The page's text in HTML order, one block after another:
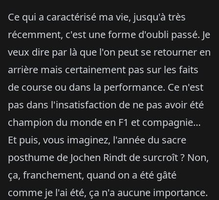
Ce qui a caractérisé ma vie, jusqu'à très
récemment, c'est une forme d'oubli passé. Je
veux dire par là que l'on peut se retourner en
arrière mais certainement pas sur les faits
de course ou dans la performance. Ce n'est
pas dans l'insatisfaction de ne pas avoir été
champion du monde en F1 et compagnie…
Et puis, vous imaginez, l'année du sacre
posthume de Jochen Rindt de surcroît ? Non,
ça, franchement, quand on a été gâté
comme je l'ai été, ça n'a aucune importance.